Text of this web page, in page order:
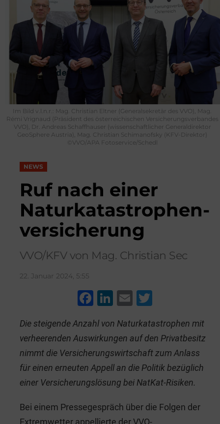
Im Bild v.l.n.r.: Mag. Christian Eltner (Generalsekretär des VVO), Mag.
Rémi Vrignaud (Präsident des österreichischen Versicherungsverbandes
VVO), Dr. Andreas Schaffhauser (wissenschaftlicher Generaldirektor
GeoSphere Austria), Mag. Christian Schimanofsky (KFV-Direktor)
©VVO/APA Fotoservice/Schedl
NEWS
Ruf nach einer
Naturkatastrophen­
versicherung
VVO/KFV von Mag. Christian Sec
22. Januar 2024, 5:55
F
c
e
b
o
k
Li
k
e
dI
n
E
ai
l
tt
er
Die steigende Anzahl von Naturkatastrophen mit
verheerenden Auswirkungen auf den Privatbesitz
nimmt die Versicherungswirtschaft zum Anlass
für einen erneuten Appell an die Politik bezüglich
einer Versicherungslösung bei NatKat-Risiken.
Bei einem Pressegespräch über die Folgen der